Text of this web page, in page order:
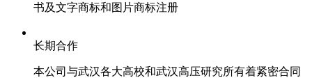
书及文字商标和图片商标注册
长期合作
本公司与武汉各大高校和武汉高压研究所有着紧密合同